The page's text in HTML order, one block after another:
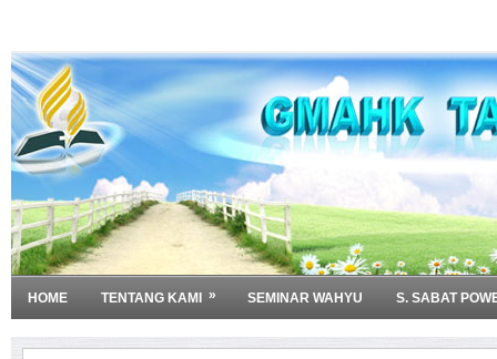
HOME TENTANG KAMI » SEMINAR WAHYU S. SABAT